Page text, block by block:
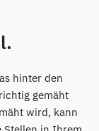
hinter den
gemäht
wird, kann